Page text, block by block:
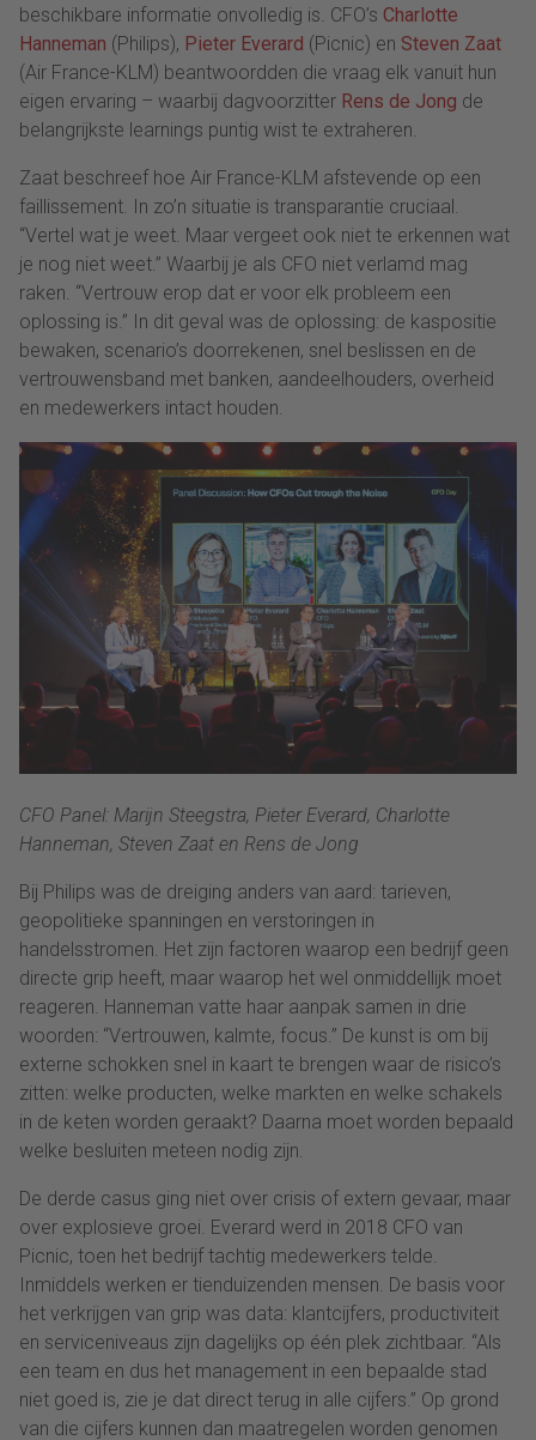
beschikbare informatie onvolledig is. CFO’s Charlotte
Hanneman (Philips), Pieter Everard (Picnic) en Steven Zaat
(Air France-KLM) beantwoordden die vraag elk vanuit hun
eigen ervaring – waarbij dagvoorzitter Rens de Jong de
belangrijkste learnings puntig wist te extraheren.
Zaat beschreef hoe Air France-KLM afstevende op een
faillissement. In zo’n situatie is transparantie cruciaal.
“Vertel wat je weet. Maar vergeet ook niet te erkennen wat
je nog niet weet.” Waarbij je als CFO niet verlamd mag
raken. “Vertrouw erop dat er voor elk probleem een
oplossing is.” In dit geval was de oplossing: de kaspositie
bewaken, scenario’s doorrekenen, snel beslissen en de
vertrouwensband met banken, aandeelhouders, overheid
en medewerkers intact houden.
CFO Panel: Marijn Steegstra, Pieter Everard, Charlotte
Hanneman, Steven Zaat en Rens de Jong
Bij Philips was de dreiging anders van aard: tarieven,
geopolitieke spanningen en verstoringen in
handelsstromen. Het zijn factoren waarop een bedrijf geen
directe grip heeft, maar waarop het wel onmiddellijk moet
reageren. Hanneman vatte haar aanpak samen in drie
woorden: “Vertrouwen, kalmte, focus.” De kunst is om bij
externe schokken snel in kaart te brengen waar de risico’s
zitten: welke producten, welke markten en welke schakels
in de keten worden geraakt? Daarna moet worden bepaald
welke besluiten meteen nodig zijn.
De derde casus ging niet over crisis of extern gevaar, maar
over explosieve groei. Everard werd in 2018 CFO van
Picnic, toen het bedrijf tachtig medewerkers telde.
Inmiddels werken er tienduizenden mensen. De basis voor
het verkrijgen van grip was data: klantcijfers, productiviteit
en serviceniveaus zijn dagelijks op één plek zichtbaar. “Als
een team en dus het management in een bepaalde stad
niet goed is, zie je dat direct terug in alle cijfers.” Op grond
van die cijfers kunnen dan maatregelen worden genomen